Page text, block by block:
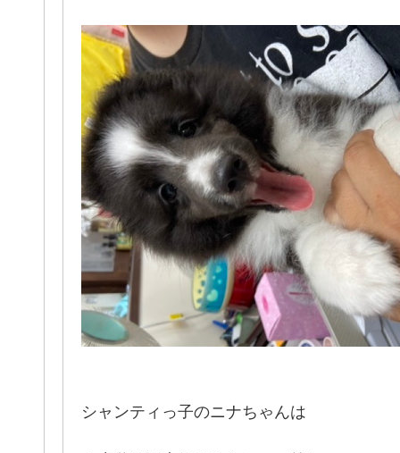
シャンティっ子のニナちゃんは